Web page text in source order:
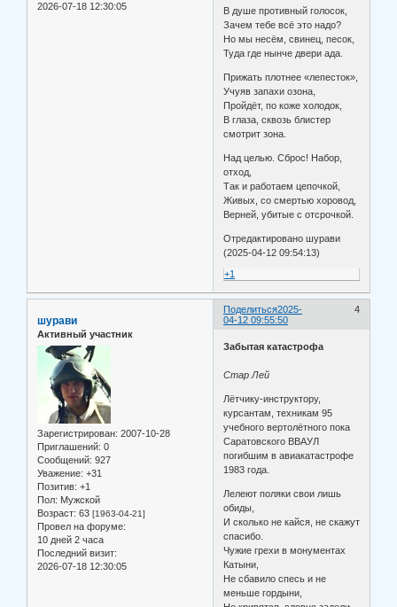
2026-07-18 12:30:05
В душе противный голосок,
Зачем тебе всё это надо?
Но мы несём, свинец, песок,
Туда где нынче двери ада.
Прижать плотнее «лепесток»,
Учуяв запахи озона,
Пройдёт, по коже холодок,
В глаза, сквозь блистер
смотрит зона.
Над целью. Сброс! Набор,
отход,
Так и работаем цепочкой,
Живых, со смертью хоровод,
Верней, убитые с отсрочкой.
Отредактировано шурави
(2025-04-12 09:54:13)
+1
Поделиться 4
2025-
04-12 09:55:50
шурави
Активный участник
Зарегистрирован: 2007-10-28
Приглашений: 0
Сообщений: 927
Уважение: +31
Позитив: +1
Пол: Мужской
Возраст: 63 [1963-04-21]
Провел на форуме:
10 дней 2 часа
Последний визит:
2026-07-18 12:30:05
Забытая катастрофа
Стар Лей
Лётчику-инструктору,
курсантам, техникам 95
учебного вертолётного пока
Саратовского ВВАУЛ
погибшим в авиакатастрофе
1983 года.
Лелеют поляки свои лишь
обиды,
И сколько не кайся, не скажут
спасибо.
Чужие грехи в монументах
Катыни,
Не сбавило спесь и не
меньше гордыни,